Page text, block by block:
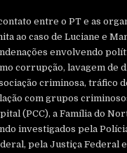
entre o PT e as
ao caso de Luciane e
envolvendo
corrupção, lavagem de
criminosa, tráfico
com grupos
(PCC), a Família do
investigados pela
pela Justiça Federal